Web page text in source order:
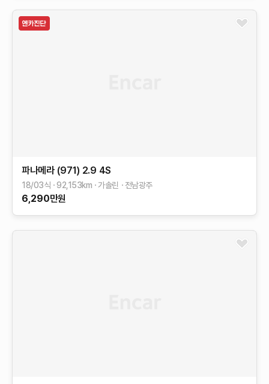
파나메라 (971) 2.9 4S
18/03식 92,153km 가솔린 전남광주
6,290만원